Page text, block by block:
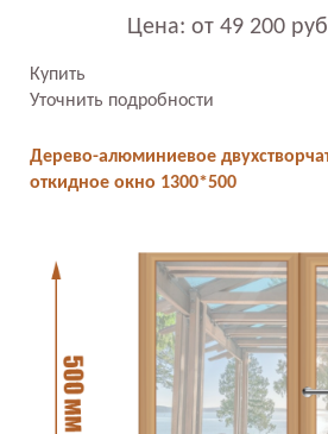
Цена: от 49 200
Купить
Уточнить подробности
Дерево-алюминиевое
откидное окно 1300*500